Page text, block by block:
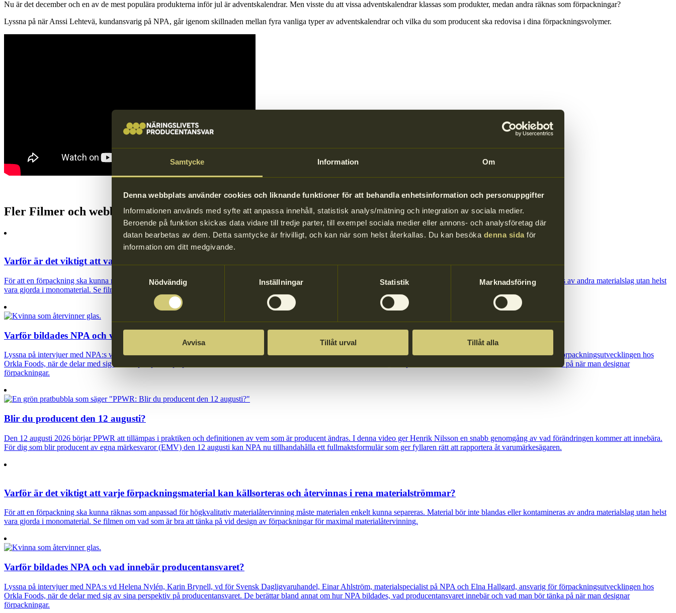
Samtycke Information Om
Denna webbplats använder cookies och liknande funktioner för att behandla enhetsinformation och personuppgifter
Informationen används med syfte att anpassa innehåll, statistisk analys/mätning och integration av sociala medier.
Beroende på funktion skickas data vidare till tredje parter, till exempel sociala medier eller annons- och analysföretag där
datan bearbetas av dem. Detta samtycke är frivilligt, och kan när som helst återkallas. Du kan besöka denna sidaför
information om ditt medgivande.
Nödvändig
Inställningar Statistik Marknadsföring
Avvisa Tillåt urval Tillåt alla
Nu är det december och en av de mest populära produkterna inför jul är adventskalendrar. Men visste du att vissa adventskalendrar klassas som produkter, medan andra räknas som förpackningar?
Lyssna på när Anssi Lehtevä, kundansvarig på NPA, går igenom skillnaden mellan fyra vanliga typer av adventskalendrar och vilka du som producent ska redovisa i dina förpackningsvolymer.
Fler Filmer och webbinarium
Varför är det viktigt att varje förpackningsmaterial kan källsorteras och återvinnas i rena materialströmmar?
För att en förpackning ska kunna räknas som anpassad för högkvalitativ materialåtervinning måste materialen enkelt kunna separeras. Material bör inte blandas eller kontamineras av andra materialslag utan helst
vara gjorda i monomaterial. Se filmen om vad som är bra att tänka på vid design av förpackningar för maximal materialåtervinning.
Varför bildades NPA och vad innebär producentansvaret?
Lyssna på intervjuer med NPA:s vd Helena Nylén, Karin Brynell, vd för Svensk Dagligvaruhandel, Einar Ahlström, materialspecialist på NPA och Elna Hallgard, ansvarig för förpackningsutvecklingen hos
Orkla Foods, när de delar med sig av sina perspektiv på producentansvaret. De berättar bland annat om hur NPA bildades, vad producentansvaret innebär och vad man bör tänka på när man designar
förpackningar.
Blir du producent den 12 augusti?
Den 12 augusti 2026 börjar PPWR att tillämpas i praktiken och definitionen av vem som är producent ändras. I denna video ger Henrik Nilsson en snabb genomgång av vad förändringen kommer att innebära.
För dig som blir producent av egna märkesvaror (EMV) den 12 augusti kan NPA nu tillhandahålla ett fullmaktsformulär som ger fyllaren rätt att rapportera åt varumärkesägaren.
Varför är det viktigt att varje förpackningsmaterial kan källsorteras och återvinnas i rena materialströmmar?
För att en förpackning ska kunna räknas som anpassad för högkvalitativ materialåtervinning måste materialen enkelt kunna separeras. Material bör inte blandas eller kontamineras av andra materialslag utan helst
vara gjorda i monomaterial. Se filmen om vad som är bra att tänka på vid design av förpackningar för maximal materialåtervinning.
Varför bildades NPA och vad innebär producentansvaret?
Lyssna på intervjuer med NPA:s vd Helena Nylén, Karin Brynell, vd för Svensk Dagligvaruhandel, Einar Ahlström, materialspecialist på NPA och Elna Hallgard, ansvarig för förpackningsutvecklingen hos
Orkla Foods, när de delar med sig av sina perspektiv på producentansvaret. De berättar bland annat om hur NPA bildades, vad producentansvaret innebär och vad man bör tänka på när man designar
förpackningar.